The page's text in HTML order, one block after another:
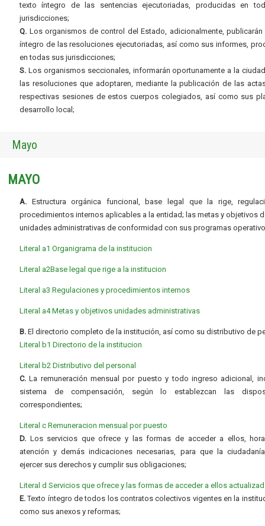
texto íntegro de las sentencias ejecutoriadas, producidas en
jurisdicciones;
Q. Los organismos de control del Estado, adicionalmente, publicarán
íntegro de las resoluciones ejecutoriadas, así como sus informes,
en todas sus jurisdicciones;
S. Los organismos seccionales, informarán oportunamente a la
las resoluciones que adoptaren, mediante la publicación de las
respectivas sesiones de estos cuerpos colegiados, así como sus
desarrollo local;
Mayo
MAYO
A. Estructura orgánica funcional, base legal que la rige,
procedimientos internos aplicables a la entidad; las metas y objetivos
unidades administrativas de conformidad con sus programas
Literal a1 Organigrama de la institucion
Literal a2Base legal que rige a la institucion
Literal a3 Regulaciones y procedimientos internos
Literal a4 Metas y objetivos unidades administrativas
B. El directorio completo de la institución, así como su distributivo de
Literal b1 Directorio de la institucion
Literal b2 Distributivo del personal
C. La remuneración mensual por puesto y todo ingreso adicional,
sistema de compensación, según lo establezcan las
correspondientes;
Literal c Remuneracion mensual por puesto
D. Los servicios que ofrece y las formas de acceder a ellos,
atención y demás indicaciones necesarias, para que la
ejercer sus derechos y cumplir sus obligaciones;
Literal d Servicios que ofrece y las formas de acceder a ellos
E.Texto íntegro de todos los contratos colectivos vigentes en la
como sus anexos y reformas;